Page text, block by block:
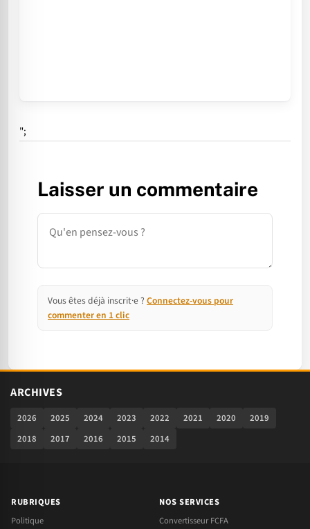
";
Laisser un commentaire
Commentaire
Vous êtes déjà inscrit·e ? Connectez-vous pour
commenter en 1 clic
ARCHIVES
2026 2025 2024 2023 2022 2021 2020
2019
2018
2017 2016 2015 2014
RUBRIQUES
Politique
NOS SERVICES
Convertisseur FCFA